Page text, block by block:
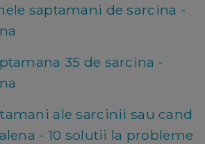
saptamani de sarcina -
35 de sarcina -
ale sarcinii sau cand
- 10 solutii la probleme